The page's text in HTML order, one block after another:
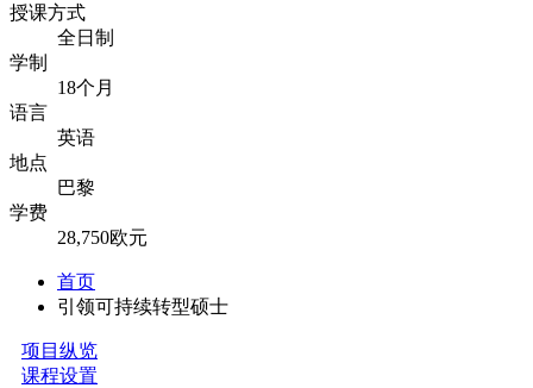
授课方式
全日制
学制
18个月
语言
英语
地点
巴黎
学费
28,750欧元
首页
引领可持续转型硕士
项目纵览
课程设置